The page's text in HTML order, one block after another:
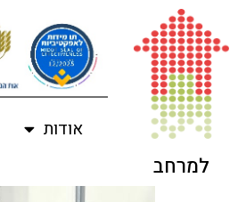
למרחב
אודות